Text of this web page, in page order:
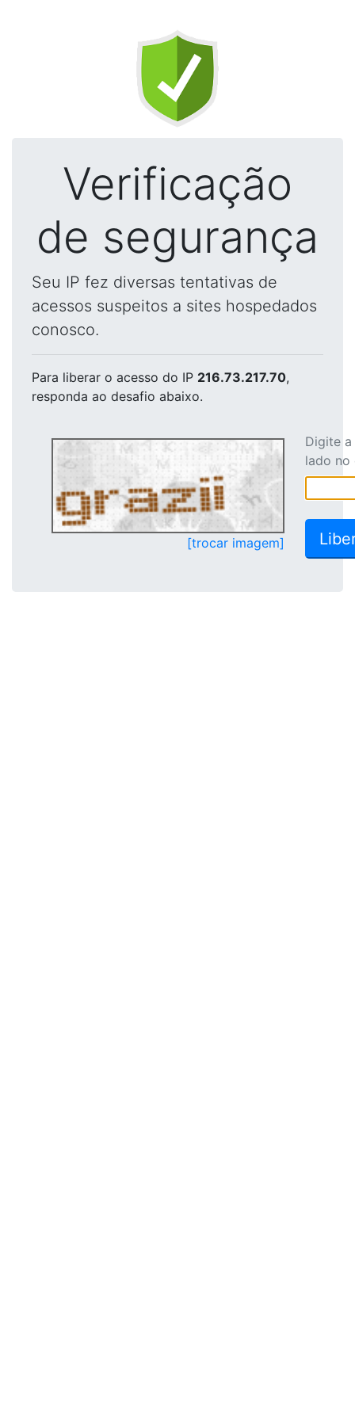
Verificação
de segurança
Seu IP fez diversas tentativas de
acessos suspeitos a sites hospedados
conosco.
Para liberar o acesso do IP 216.73.217.70,
responda ao desafio abaixo.
[trocar imagem]
Digite
lado no